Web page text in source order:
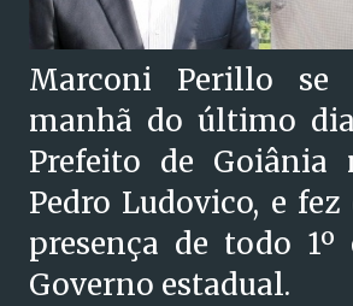
Marconi Perillo se
manhã do último
Prefeito de Goiânia
Pedro Ludovico, e fez
presença de todo 1º
Governo estadual.